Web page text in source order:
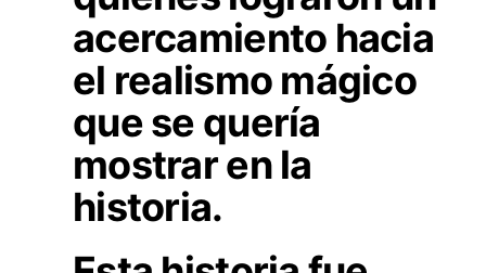
acercamiento hacia
el realismo mágico
que se quería
mostrar en la
historia.